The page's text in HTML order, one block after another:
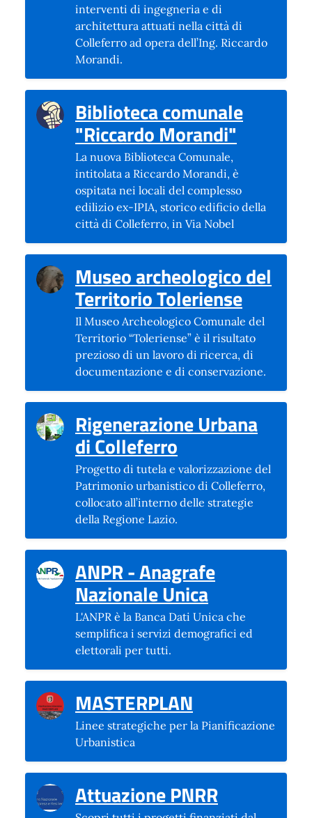
interventi di ingegneria e di
architettura attuati nella città di
Colleferro ad opera dell’Ing. Riccardo
Morandi.
Biblioteca comunale
"Riccardo Morandi"
La nuova Biblioteca Comunale,
intitolata a Riccardo Morandi, è
ospitata nei locali del complesso
edilizio ex-IPIA, storico edificio della
città di Colleferro, in Via Nobel
Museo archeologico del
Territorio Toleriense(si apre
Il Museo Archeologico Comunale del
Territorio “Toleriense” è il risultato
prezioso di un lavoro di ricerca, di
documentazione e di conservazione.
Rigenerazione Urbana
di Colleferro
Progetto di tutela e valorizzazione del
Patrimonio urbanistico di Colleferro,
collocato all’interno delle strategie
della Regione Lazio.
ANPR - Anagrafe
Nazionale Unica(si apre in
L'ANPR è la Banca Dati Unica che
semplifica i servizi demografici ed
elettorali per tutti.
MASTERPLAN
Linee strategiche per la Pianificazione
Urbanistica
Attuazione PNRR(si apre in